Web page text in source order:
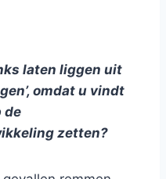
laten liggen uit
omdat u vindt
de
zetten?